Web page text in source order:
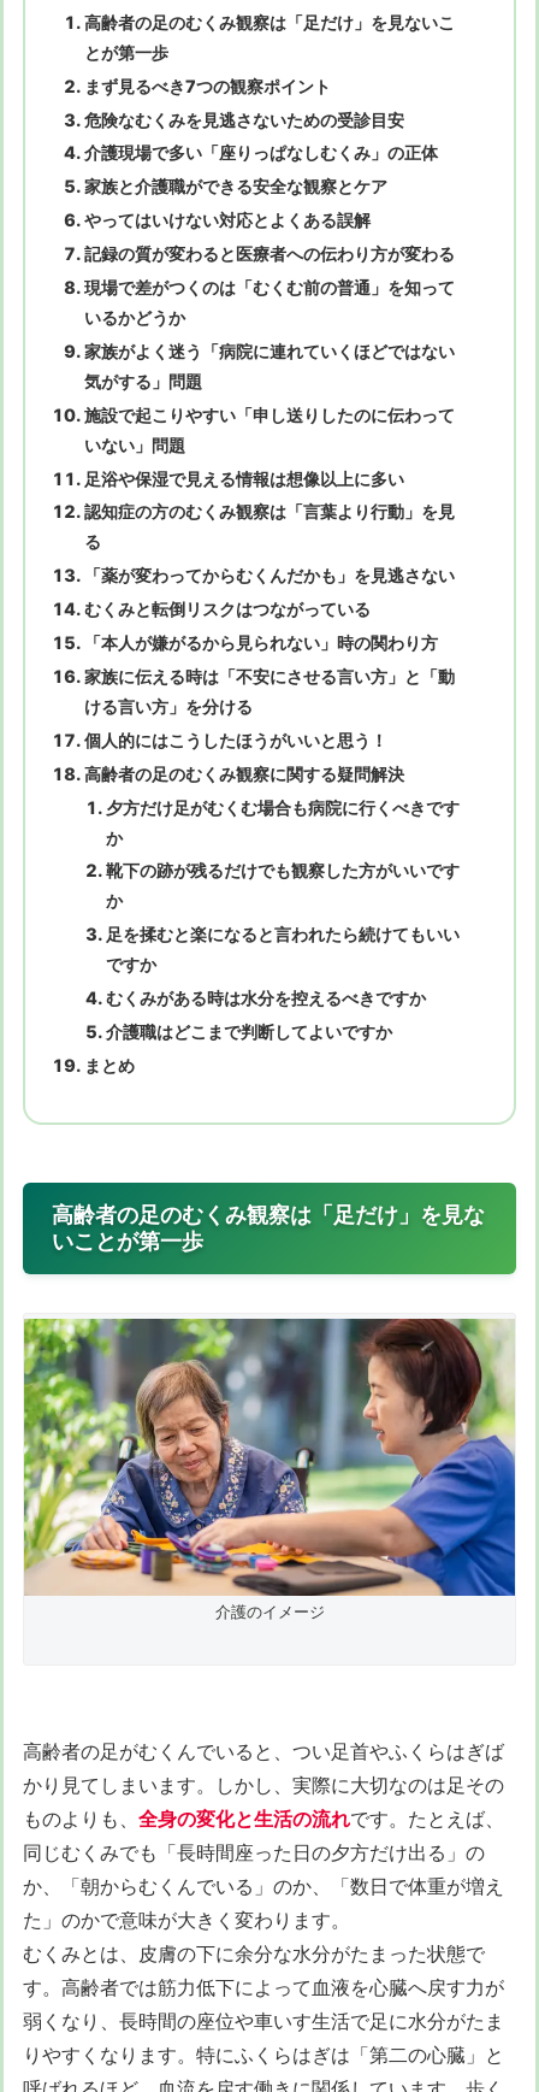
高齢者の足のむくみ観察は「足だけ」を見ないこ
とが第一歩
まず見るべき7つの観察ポイント
危険なむくみを見逃さないための受診目安
介護現場で多い「座りっぱなしむくみ」の正体
家族と介護職ができる安全な観察とケア
やってはいけない対応とよくある誤解
記録の質が変わると医療者への伝わり方が変わる
現場で差がつくのは「むくむ前の普通」を知って
いるかどうか
家族がよく迷う「病院に連れていくほどではない
気がする」問題
施設で起こりやすい「申し送りしたのに伝わって
いない」問題
足浴や保湿で見える情報は想像以上に多い
認知症の方のむくみ観察は「言葉より行動」を見
る
「薬が変わってからむくんだかも」を見逃さない
むくみと転倒リスクはつながっている
「本人が嫌がるから見られない」時の関わり方
家族に伝える時は「不安にさせる言い方」と「動
ける言い方」を分ける
個人的にはこうしたほうがいいと思う！
高齢者の足のむくみ観察に関する疑問解決
夕方だけ足がむくむ場合も病院に行くべきです
か
靴下の跡が残るだけでも観察した方がいいです
か
足を揉むと楽になると言われたら続けてもいい
ですか
むくみがある時は水分を控えるべきですか
介護職はどこまで判断してよいですか
まとめ
高齢者の足のむくみ観察は「足だけ」を見な
いことが第一歩
介護のイメージ
高齢者の足がむくんでいると、つい足首やふくらはぎば
かり見てしまいます。しかし、実際に大切なのは足その
ものよりも、 全身の変化と生活の流れです。たとえば、
同じむくみでも「長時間座った日の夕方だけ出る」の
か、「朝からむくんでいる」のか、「数日で体重が増え
た」のかで意味が大きく変わります。
むくみとは、皮膚の下に余分な水分がたまった状態で
す。高齢者では筋力低下によって血液を心臓へ戻す力が
弱くなり、長時間の座位や車いす生活で足に水分がたま
りやすくなります。特にふくらはぎは「第二の心臓」と